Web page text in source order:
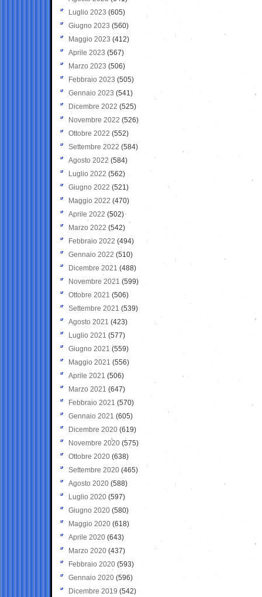
Luglio 2023 (605)
Giugno 2023 (560)
Maggio 2023 (412)
Aprile 2023 (567)
Marzo 2023 (506)
Febbraio 2023 (505)
Gennaio 2023 (541)
Dicembre 2022 (525)
Novembre 2022 (526)
Ottobre 2022 (552)
Settembre 2022 (584)
Agosto 2022 (584)
Luglio 2022 (562)
Giugno 2022 (521)
Maggio 2022 (470)
Aprile 2022 (502)
Marzo 2022 (542)
Febbraio 2022 (494)
Gennaio 2022 (510)
Dicembre 2021 (488)
Novembre 2021 (599)
Ottobre 2021 (506)
Settembre 2021 (539)
Agosto 2021 (423)
Luglio 2021 (577)
Giugno 2021(559)
Maggio 2021 (556)
Aprile 2021 (506)
Marzo 2021 (647)
Febbraio 2021 (570)
Gennaio 2021 (605)
Dicembre 2020 (619)
Novembre 2020 (575)
Ottobre 2020 (638)
Settembre 2020(465)
Agosto 2020 (588)
Luglio 2020 (597)
Giugno 2020 (580)
Maggio 2020 (618)
Aprile 2020 (643)
Marzo 2020 (437)
Febbraio 2020 (593)
Gennaio 2020 (596)
Dicembre 2019 (542)